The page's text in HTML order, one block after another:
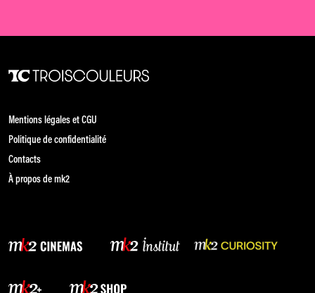
Mentions légales et CGU
Politique de confidentialité
Contacts
À propos de mk2